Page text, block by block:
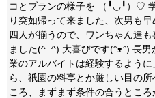
コとブランの様子を （╹◡╹）♡
り突如帰って来ました、次男も
四人が揃うので、ワンちゃん達
ました(^_^) 大喜びです(ᵔᴥᵔ) 長
業のアルバイトは経験するよう
ら、祇園の料亭とか厳しい目の
ころ、まずまず条件の合うとこ